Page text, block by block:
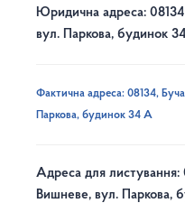
Юридична адреса:
вул. Паркова, будинок
Фактична адреса: 08134,
Паркова, будинок 34 А
Адреса для листування:
Вишневе, вул. Паркова,